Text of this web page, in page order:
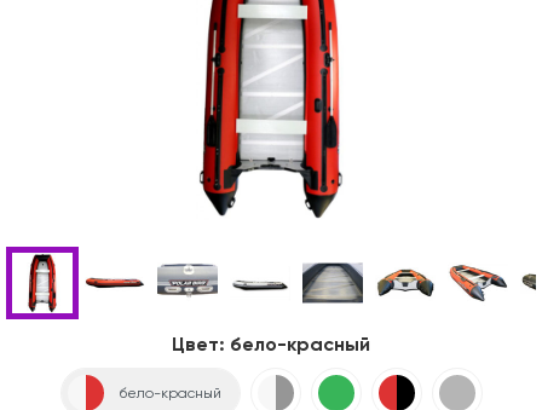
Цвет: бело-красный
бело-красный